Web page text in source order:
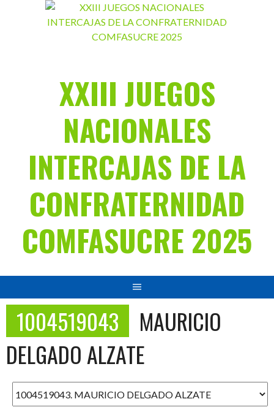
XXIII JUEGOS
NACIONALES
INTERCAJAS DE LA
CONFRATERNIDAD
COMFASUCRE 2025
1004519043
MAURICIO
DELGADO ALZATE